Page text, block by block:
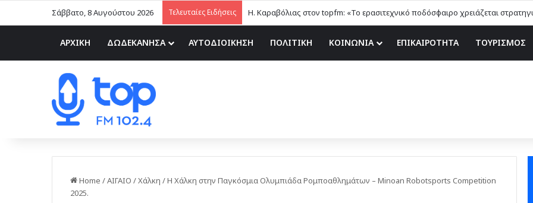
Σάββατο, 8 Αυγούστου 2026 Τελευταίες Ειδήσεις
ΑΡΧΙΚΗ ΔΩΔΕΚΑΝΗΣΑ ΑΥΤΟΔΙΟΙΚΗΣΗ ΠΟΛΙΤΙΚΗ ΚΟΙΝΩΝΙΑ ΕΠΙΚΑΙΡΟΤΗΤΑ ΤΟΥΡΙΣΜΟΣ
Home /ΑΙΓΑΙΟ /Χάλκη /Η Χάλκη στην Παγκόσμια Ολυμπιάδα Ρομποαθλημάτων – Minoan Robotsports Competition
2025.